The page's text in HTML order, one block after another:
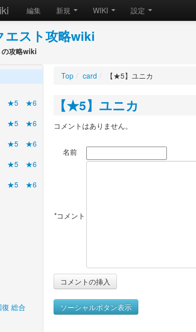
編集 新規 WIKI 設定
エスト攻略wiki
攻略wiki
★5
★6
★5
★6
★5
★6
★5
★6
★5
★6
復 総合
Top / card / 【★5】ユニカ
【★5】ユニカ
コメントはありません。
名前
*コメント
ソーシャルボタン表示